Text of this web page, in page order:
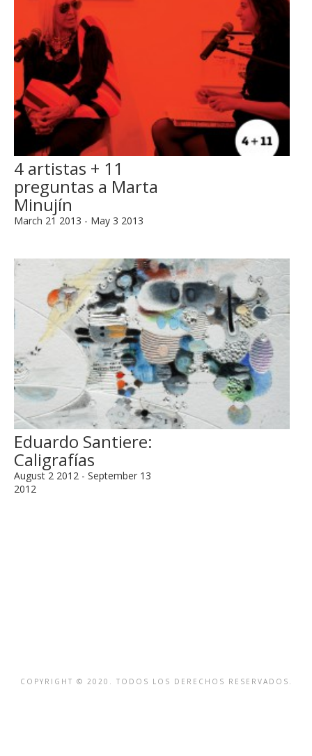
4 artistas + 11
preguntas a Marta
Minujín
March 21 2013 - May 3 2013
Eduardo Santiere:
Caligrafías
August 2 2012 - September 13
2012
COPYRIGHT © 2020. TODOS LOS DERECHOS RESERVADOS.